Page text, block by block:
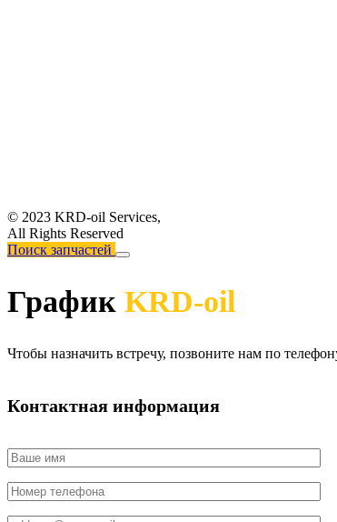
© 2023 KRD-oil Services,
All Rights Reserved
Поиск запчастей
График KRD-oil
Чтобы назначить встречу, позвоните нам по
Контактная информация